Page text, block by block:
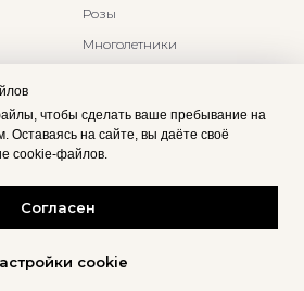
Розы
Многолетники
чтобы сделать ваше пребывание на
Оставаясь на сайте, вы даёте своё
cookie-файлов.
Согласен
cookie